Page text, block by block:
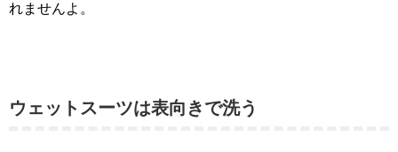
れませんよ。
ウェットスーツは表向きで洗う